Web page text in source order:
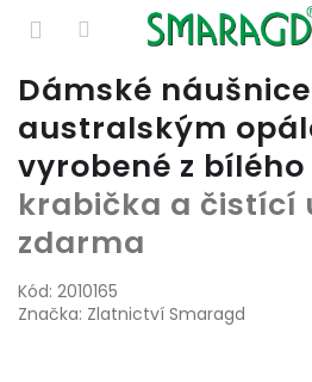
Přejít
obsah
Dámské
australským
vyrobené z
krabička a čistící
zdarma
Kód: 2010165
Značka: Zlatnictví Smaragd